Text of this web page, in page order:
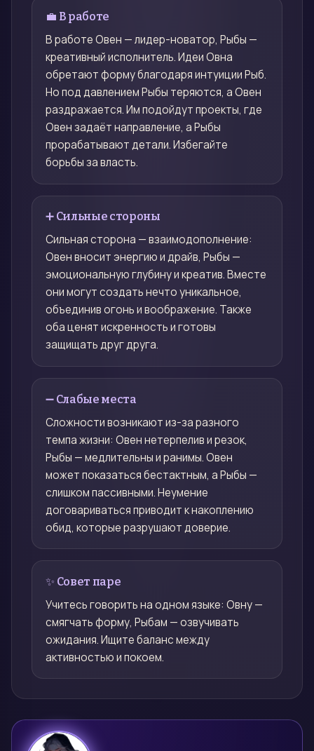
💼 В работе
В работе Овен — лидер-новатор, Рыбы —
креативный исполнитель. Идеи Овна
обретают форму благодаря интуиции Рыб.
Но под давлением Рыбы теряются, а Овен
раздражается. Им подойдут проекты, где
Овен задаёт направление, а Рыбы
прорабатывают детали. Избегайте
борьбы за власть.
➕ Сильные стороны
Сильная сторона — взаимодополнение:
Овен вносит энергию и драйв, Рыбы —
эмоциональную глубину и креатив. Вместе
они могут создать нечто уникальное,
объединив огонь и воображение. Также
оба ценят искренность и готовы
защищать друг друга.
➖ Слабые места
Сложности возникают из-за разного
темпа жизни: Овен нетерпелив и резок,
Рыбы — медлительны и ранимы. Овен
может показаться бестактным, а Рыбы —
слишком пассивными. Неумение
договариваться приводит к накоплению
обид, которые разрушают доверие.
✨ Совет паре
Учитесь говорить на одном языке: Овну —
смягчать форму, Рыбам — озвучивать
ожидания. Ищите баланс между
активностью и покоем.